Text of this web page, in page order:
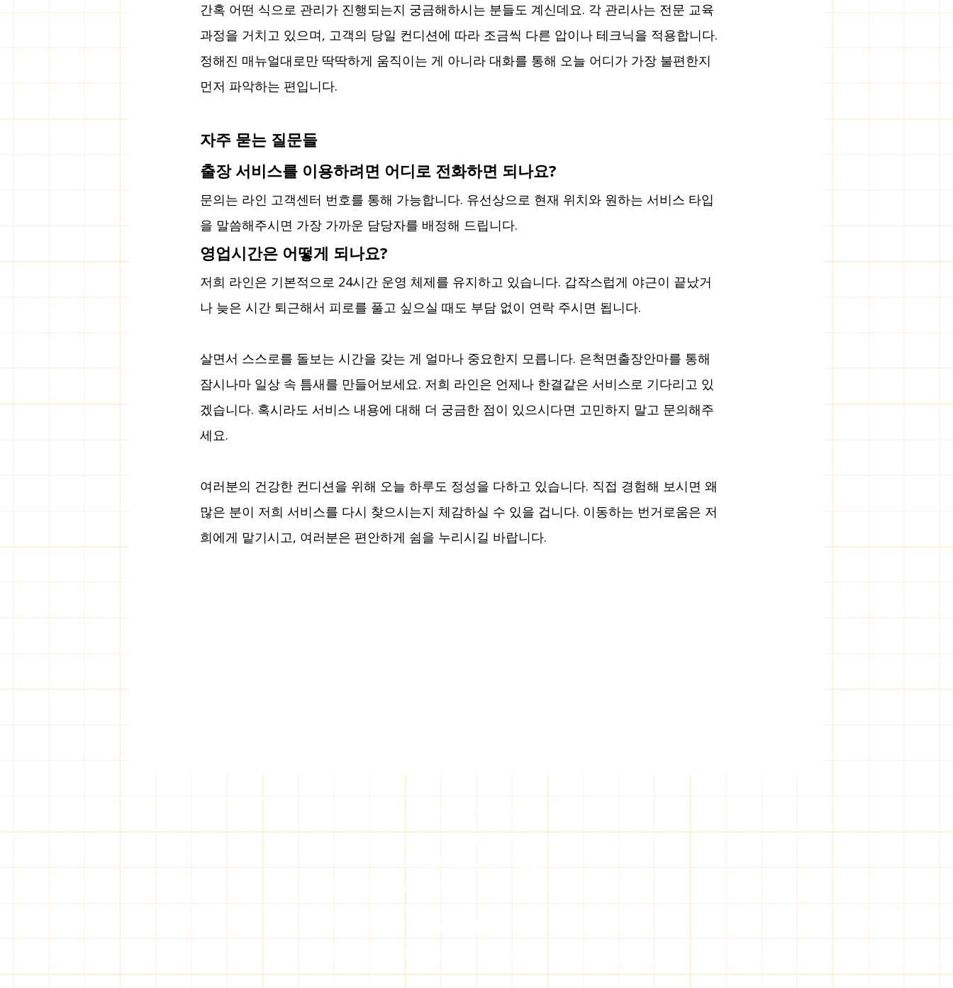
간혹 어떤 식으로 관리가 진행되는지 궁금해하시는 분들도 계신데요. 각 관리사는 전문 교육
과정을 거치고 있으며, 고객의 당일 컨디션에 따라 조금씩 다른 압이나 테크닉을 적용합니다.
정해진 매뉴얼대로만 딱딱하게 움직이는 게 아니라 대화를 통해 오늘 어디가 가장 불편한지
먼저 파악하는 편입니다.
자주 묻는 질문들
출장 서비스를 이용하려면 어디로 전화하면 되나요?
문의는 라인 고객센터 번호를 통해 가능합니다. 유선상으로 현재 위치와 원하는 서비스 타입
을 말씀해주시면 가장 가까운 담당자를 배정해 드립니다.
영업시간은 어떻게 되나요?
저희 라인은 기본적으로 24시간 운영 체제를 유지하고 있습니다. 갑작스럽게 야근이 끝났거
나 늦은 시간 퇴근해서 피로를 풀고 싶으실 때도 부담 없이 연락 주시면 됩니다.
살면서 스스로를 돌보는 시간을 갖는 게 얼마나 중요한지 모릅니다. 은척면출장안마를 통해
잠시나마 일상 속 틈새를 만들어보세요. 저희 라인은 언제나 한결같은 서비스로 기다리고 있
겠습니다. 혹시라도 서비스 내용에 대해 더 궁금한 점이 있으시다면 고민하지 말고 문의해주
세요.
여러분의 건강한 컨디션을 위해 오늘 하루도 정성을 다하고 있습니다. 직접 경험해 보시면 왜
많은 분이 저희 서비스를 다시 찾으시는지 체감하실 수 있을 겁니다. 이동하는 번거로움은 저
희에게 맡기시고, 여러분은 편안하게 쉼을 누리시길 바랍니다.
솔직히 말해서, 나도 처음엔 좀 망
으면 왠지 좀… 그렇지 않나? 근데
신세계더라. 특히 일산 쪽에서 찾
돼서 집에 왔는데, 굳이 어딜 또 나
어떤 오일마사지가 나에게 맞을
에 몸 좀 풀고 싶을 때, 혹은 집에서
편하게 관리받고 싶을 때 많이 찾
는 출장 오일마사지. 그런데 막상
이고, 어떤 종류가 있는지 헷갈릴
때가 많죠. 그냥 아무 데나 예약했
서울 출장마사지, 급할 때 딱이죠
갑자기 몸이 뻐근해질 때 있잖아
막하고. 저도 예전에 그랬거든요.
는 거. 저희 라인 덕분에 밤 늦은 시
CopyRight © 2020-2026 라인출장안마 All Rights Reserved.
​주소: 대한민국 서울특별시 (Seoul)
서초구 방배3동 2대우로얄빌라트
전화번호:위에 있는 연락처로 문의해 주세요.